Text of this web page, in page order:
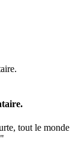
tout le monde